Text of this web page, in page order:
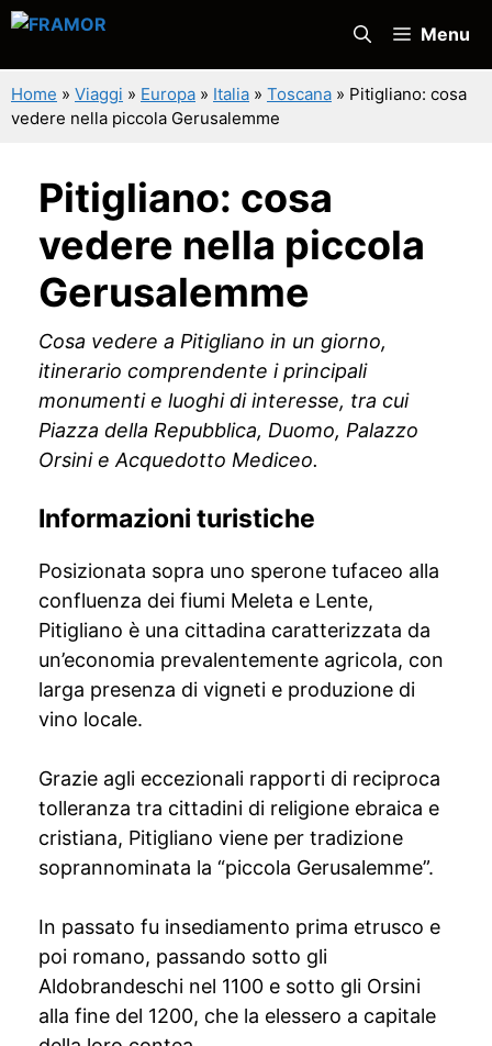
Vai
contenuto
Menu
Home » Viaggi » Europa » Italia » Toscana » Pitigliano: cosa
vedere nella piccola Gerusalemme
Pitigliano: cosa
vedere nella piccola
Gerusalemme
Cosa vedere a Pitigliano in un giorno,
itinerario comprendente i principali
monumenti e luoghi di interesse, tra cui
Piazza della Repubblica, Duomo, Palazzo
Orsini e Acquedotto Mediceo.
Informazioni turistiche
Posizionata sopra uno sperone tufaceo alla
confluenza dei fiumi Meleta e Lente,
Pitigliano è una cittadina caratterizzata da
un’economia prevalentemente agricola, con
larga presenza di vigneti e produzione di
vino locale.
Grazie agli eccezionali rapporti di reciproca
tolleranza tra cittadini di religione ebraica e
cristiana, Pitigliano viene per tradizione
soprannominata la “piccola Gerusalemme”.
In passato fu insediamento prima etrusco e
poi romano, passando sotto gli
Aldobrandeschi nel 1100 e sotto gli Orsini
alla fine del 1200, che la elessero a capitale